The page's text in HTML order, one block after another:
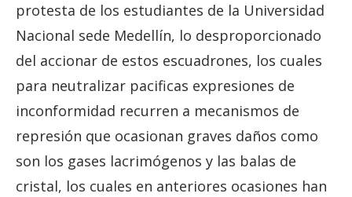
protesta de los estudiantes de la Universidad
Nacional sede Medellín, lo desproporcionado
del accionar de estos escuadrones, los cuales
para neutralizar pacificas expresiones de
inconformidad recurren a mecanismos de
represión que ocasionan graves daños como
son los gases lacrimógenos y las balas de
cristal, los cuales en anteriores ocasiones han